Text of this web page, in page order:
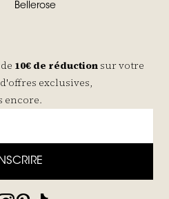
Bellerose
10€ de réduction sur votre
exclusives,
encore.